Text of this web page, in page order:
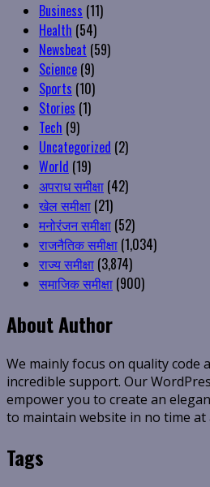
Business (11)
Health (54)
Newsbeat (59)
Science (9)
Sports (10)
Stories (1)
Tech (9)
Uncategorized (2)
World (19)
अपराध समीक्षा (42)
खेल समीक्षा (21)
मनोरंजन समीक्षा (52)
राजनैतिक समीक्षा (1,034)
राज्य समीक्षा (3,874)
समाजिक समीक्षा (900)
About Author
We mainly focus on quality code
incredible support. Our
empower you to create an
to maintain website in no time at
Tags